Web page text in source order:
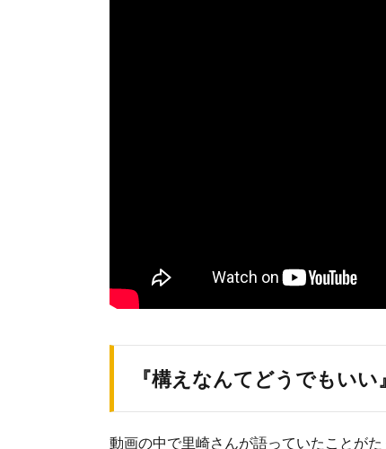
『構えなんてどうでもいい』
動画の中で里崎さんが語っていたことが